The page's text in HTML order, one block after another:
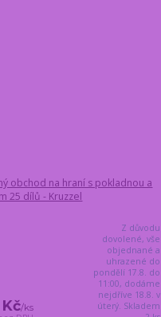
obchod na hraní s pokladnou a
25 dílů - Kruzzel
/ks
Z důvodu
dovolené, vše
objednané a
uhrazené do
pondělí 17.8. do
11:00, dodáme
nejdříve 18.8. v
úterý. Skladem